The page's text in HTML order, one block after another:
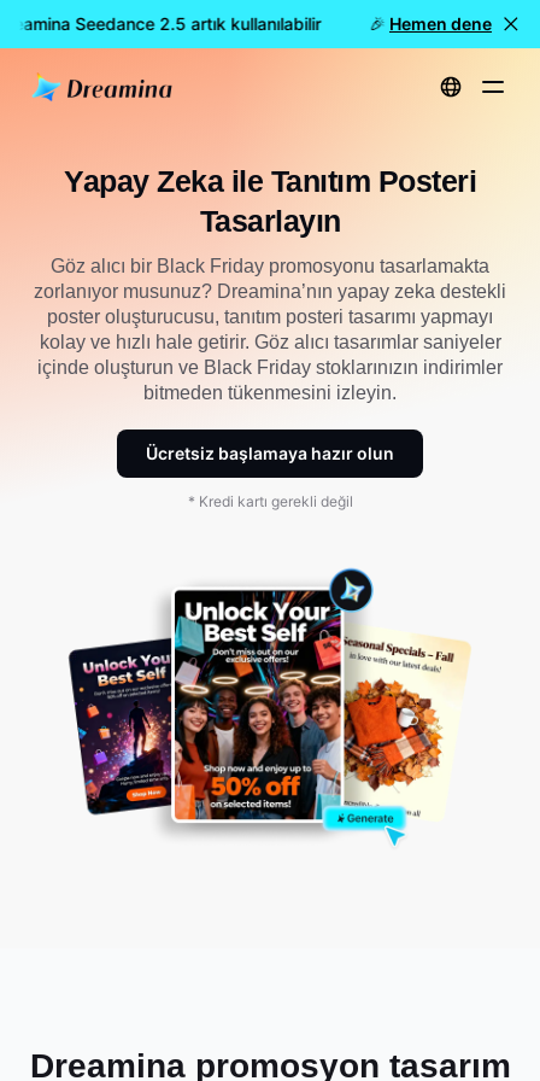
Seedance 2.5 artık kullanılabilir 🎉 Yeni model
Hemen dene
Ana Sayfa Oluştur AI ile Tanıtım Posteri Tasarla
Yapay Zeka ile Tanıtım Posteri
Tasarlayın
Göz alıcı bir Black Friday promosyonu tasarlamakta
zorlanıyor musunuz? Dreamina’nın yapay zeka destekli
poster oluşturucusu, tanıtım posteri tasarımı yapmayı
kolay ve hızlı hale getirir. Göz alıcı tasarımlar saniyeler
içinde oluşturun ve Black Friday stoklarınızın indirimler
bitmeden tükenmesini izleyin.
Ücretsiz başlamaya hazır olun
* Kredi kartı gerekli değil
Dreamina promosyon tasarım